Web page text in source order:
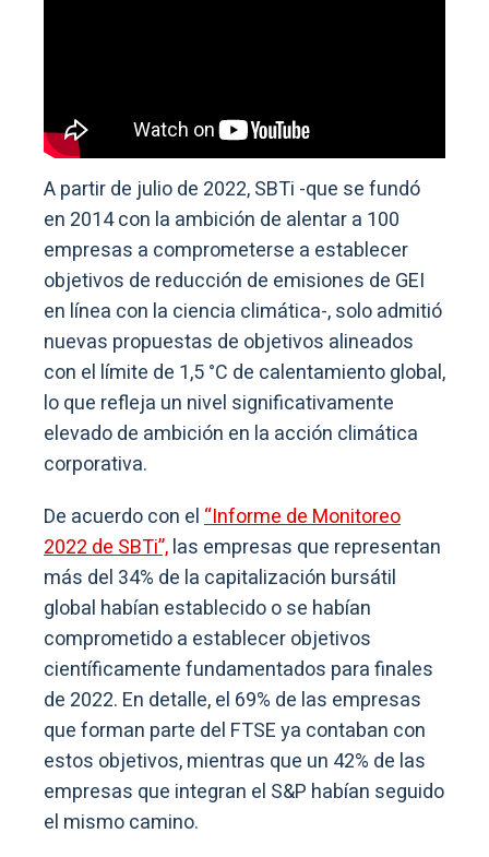
A partir de julio de 2022, SBTi -que se fundó
en 2014 con la ambición de alentar a 100
empresas a comprometerse a establecer
objetivos de reducción de emisiones de GEI
en línea con la ciencia climática-, solo admitió
nuevas propuestas de objetivos alineados
con el límite de 1,5 °C de calentamiento global,
lo que refleja un nivel significativamente
elevado de ambición en la acción climática
corporativa.
De acuerdo con el“Informe de Monitoreo
2022 de SBTi”,las empresas que representan
más del 34% de la capitalización bursátil
global habían establecido o se habían
comprometido a establecer objetivos
científicamente fundamentados para finales
de 2022. En detalle, el 69% de las empresas
que forman parte del FTSE ya contaban con
estos objetivos, mientras que un 42% de las
empresas que integran el S&P habían seguido
el mismo camino.